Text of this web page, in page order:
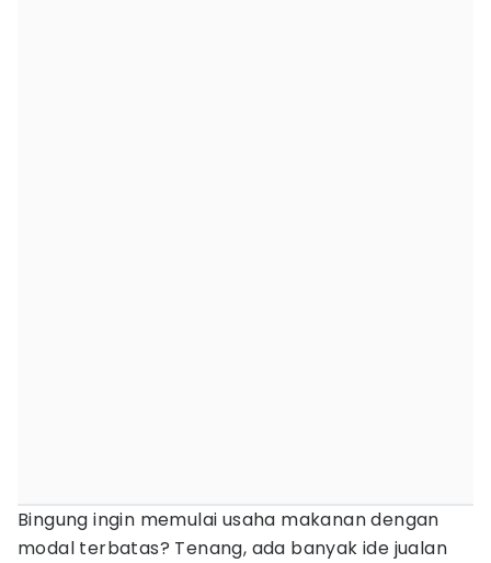
Bingung ingin memulai usaha makanan dengan
modal terbatas? Tenang, ada banyak ide jualan